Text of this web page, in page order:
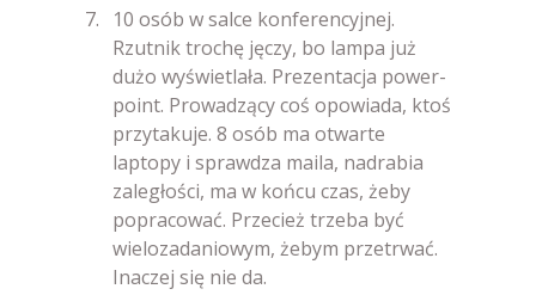
10 osób w salce konferencyjnej.
Rzutnik trochę jęczy, bo lampa już
dużo wyświetlała. Prezentacja power-
point. Prowadzący coś opowiada, ktoś
przytakuje. 8 osób ma otwarte
laptopy i sprawdza maila, nadrabia
zaległości, ma w końcu czas, żeby
popracować. Przecież trzeba być
wielozadaniowym, żebym przetrwać.
Inaczej się nie da.